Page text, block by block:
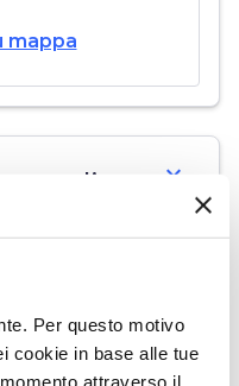
Per questo motivo
cookie in base alle tue
attraverso il
mappa
expand_more